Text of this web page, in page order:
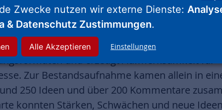
dieser ganzheitlichen
Projekt Soziale Stadt Nied. Das für das
besteht aus digitalen,
und erzeugt Aufmerksamkeit für
Zur Bestandsaufnahme kamen allein in
250 Ideen und über 200 Kommentare
konnten Stärken, Schwächen und neue
Zwecke nutzen wir externe Dienste:
& Datenschutz Zustimmungen.
Einstellungen
Alle Akzeptieren